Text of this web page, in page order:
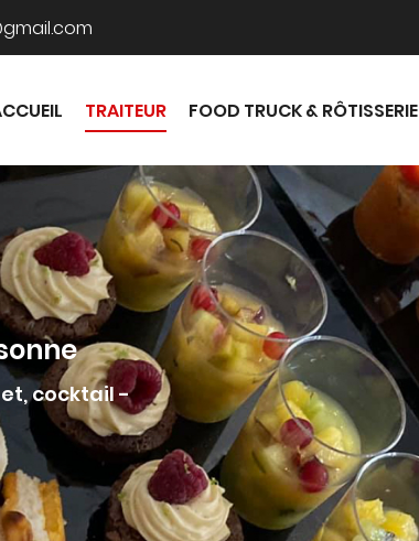
TRAITEUR FOOD TRUCK & RÔTISSERIE
cocktail -